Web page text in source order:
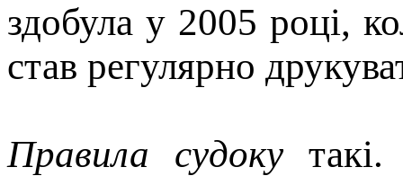
здобула у 2005 році,
став регулярно
Правила судоку